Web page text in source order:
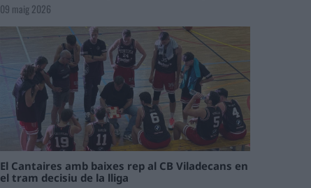
09 maig 2026
El Cantaires amb baixes rep al CB Viladecans en
el tram decisiu de la lliga